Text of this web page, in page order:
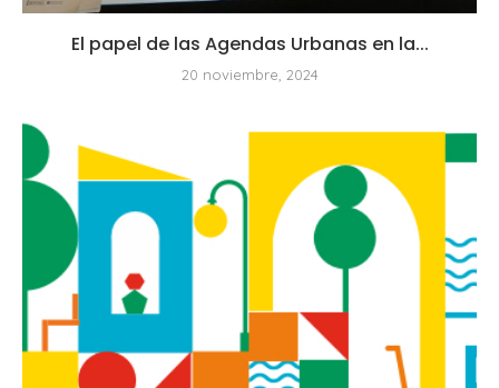
El papel de las Agendas Urbanas en la...
20 noviembre, 2024